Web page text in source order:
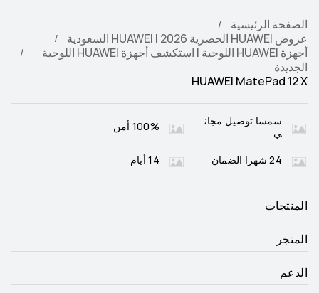
الصفحة الرئيسية
عروض HUAWEI الحصرية 2026 | HUAWEI السعودية
أجهزة HUAWEI اللوحية | استكشف أجهزة HUAWEI اللوحية
الجديدة
HUAWEI MatePad 12 X
سمسا توصيل مجان
ي
100% أمن
24 شهرا الضمان 14 أيام
المنتجات
المتجر
الدعم